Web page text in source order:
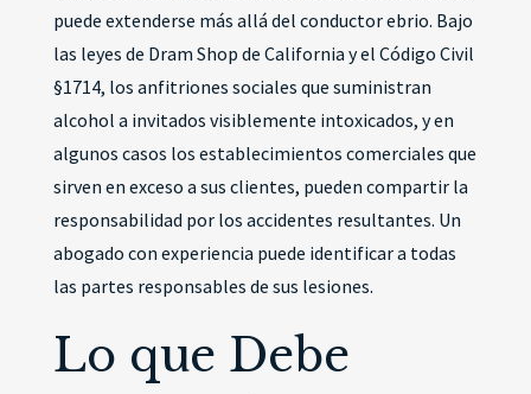
puede extenderse más allá del conductor ebrio. Bajo
las leyes de Dram Shop de California y el Código Civil
§1714, los anfitriones sociales que suministran
alcohol a invitados visiblemente intoxicados, y en
algunos casos los establecimientos comerciales que
sirven en exceso a sus clientes, pueden compartir la
responsabilidad por los accidentes resultantes. Un
abogado con experiencia puede identificar a todas
las partes responsables de sus lesiones.
Lo que Debe